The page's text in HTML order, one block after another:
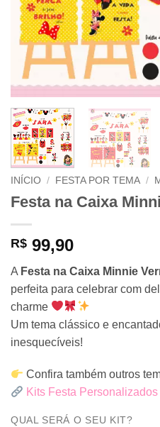
INÍCIO / FESTA POR TEMA /
Festa na Caixa
R$ 99,90
A Festa na Caixa Minnie
perfeita para celebrar com
charme
Um tema clássico e
inesquecíveis!
Confira também outros
Kits Festa
QUAL SERÁ O SEU KIT?